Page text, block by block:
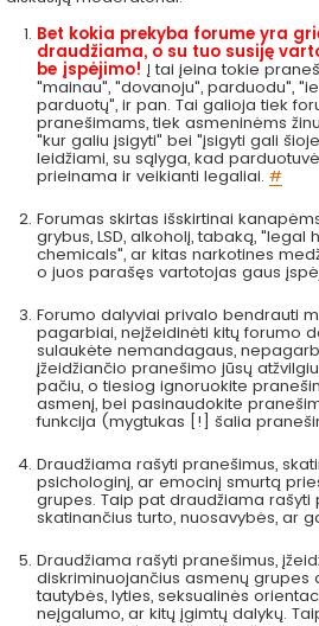
Bet kokia prekyba forume yra
draudžiama, o su tuo susiję
be įspėjimo! Į tai įeina tokie
"mainau", "dovanoju", parduodu",
parduotų", ir pan. Tai galioja tiek
pranešimams, tiek asmeninėms
"kur galiu įsigyti" bei "įsigyti gali
leidžiami, su sąlyga, kad
prieinama ir veikianti legaliai.#
Forumas skirtas išskirtinai
grybus, LSD, alkoholį, tabaką, "legal
chemicals", ar kitas narkotines
o juos parašęs vartotojas gaus
Forumo dalyviai privalo bendrauti
pagarbiai, neįžeidinėti kitų forumo
sulaukėte nemandagaus,
įžeidžiančio pranešimo jūsų
pačiu, o tiesiog ignoruokite
asmenį, bei pasinaudokite
funkcija (mygtukas [!] šalia
Draudžiama rašyti pranešimus,
psichologinį, ar emocinį smurtą
grupes. Taip pat draudžiama rašyti
skatinančius turto, nuosavybės, ar
Draudžiama rašyti pranešimus,
diskriminuojančius asmenų grupes
tautybės, lyties, seksualinės
neįgalumo, ar kitų įgimtų dalykų.